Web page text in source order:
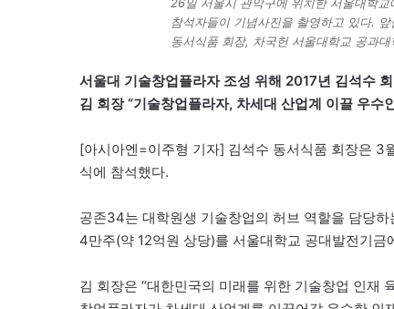
참석자들이 기념사진을 촬영하고 있다.
동서식품 회장, 차국헌 서울대학교 공과
서울대 기술창업플라자 조성 위해 2017년 김석수
김 회장 “기술창업플라자, 차세대 산업계 이끌 우수
[아시아엔=이주형 기자] 김석수 동서식품 회장은
식에 참석했다.
공존34는 대학원생 기술창업의 허브 역할을 담당
4만주(약 12억원 상당)를 서울대학교 공대발전기
김 회장은 “대한민국의 미래를 위한 기술창업 인재